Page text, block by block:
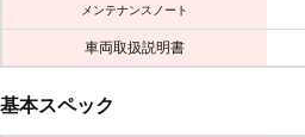
メンテナンスノート
車両取扱説明書
基本スペック